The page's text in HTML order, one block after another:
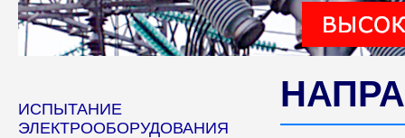
ИСПЫТАНИЕ
ЭЛЕКТРООБОРУДОВАНИЯ